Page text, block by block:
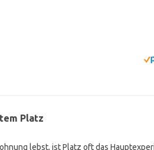
Platz
lebst, ist Platz oft das